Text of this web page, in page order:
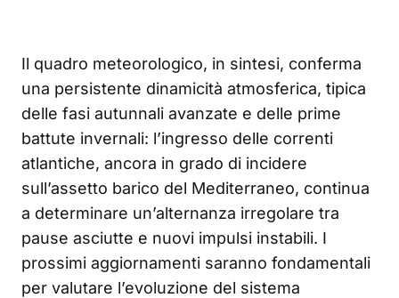
Il quadro meteorologico, in sintesi, conferma
una persistente dinamicità atmosferica, tipica
delle fasi autunnali avanzate e delle prime
battute invernali: l’ingresso delle correnti
atlantiche, ancora in grado di incidere
sull’assetto barico del Mediterraneo, continua
a determinare un’alternanza irregolare tra
pause asciutte e nuovi impulsi instabili. I
prossimi aggiornamenti saranno fondamentali
per valutare l’evoluzione del sistema